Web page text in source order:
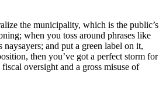
the municipality, which is the public’s
when you toss around phrases like
and put a green label on it,
then you’ve got a perfect storm for
oversight and a gross misuse of